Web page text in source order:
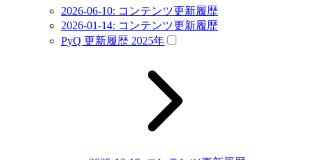
2026-06-10: コンテンツ更新履歴
2026-01-14: コンテンツ更新履歴
PyQ 更新履歴 2025年